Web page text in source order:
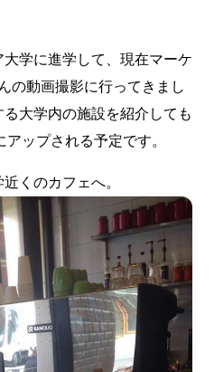
学に進学して、現在マーケ
の動画撮影に行ってきまし
大学内の施設を紹介しても
アップされる予定です。
くのカフェへ。